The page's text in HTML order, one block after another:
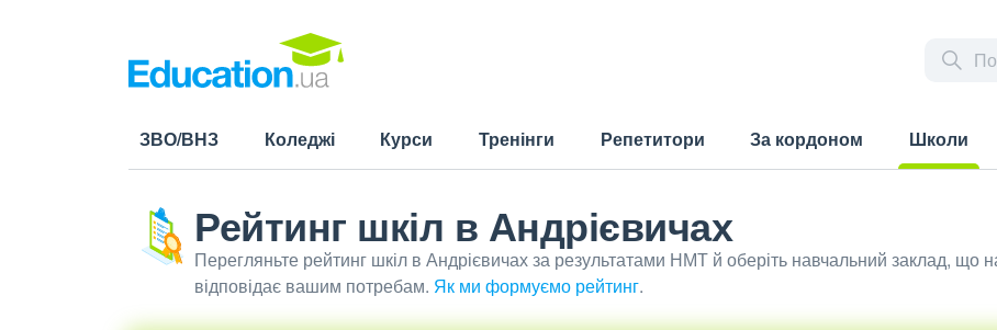
ЗВО/ВНЗ Коледжі Курси Тренінги Репетитори За кордоном
Школи
Рейтинг шкіл в Андрієвичах
Перегляньте рейтинг шкіл в Андрієвичах за результатами НМТ й оберіть навчальний заклад, що
відповідає вашим потребам. Як ми формуємо рейтинг.